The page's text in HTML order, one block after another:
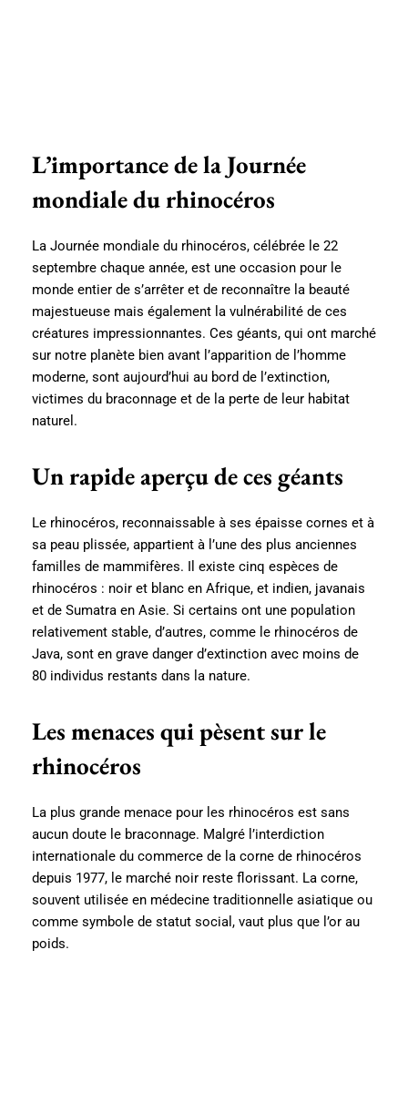
L’importance de la Journée
mondiale du rhinocéros
La Journée mondiale du rhinocéros, célébrée le 22
septembre chaque année, est une occasion pour le
monde entier de s’arrêter et de reconnaître la beauté
majestueuse mais également la vulnérabilité de ces
créatures impressionnantes. Ces géants, qui ont marché
sur notre planète bien avant l’apparition de l’homme
moderne, sont aujourd’hui au bord de l’extinction,
victimes du braconnage et de la perte de leur habitat
naturel.
Un rapide aperçu de ces géants
Le rhinocéros, reconnaissable à ses épaisse cornes et à
sa peau plissée, appartient à l’une des plus anciennes
familles de mammifères. Il existe cinq espèces de
rhinocéros : noir et blanc en Afrique, et indien, javanais
et de Sumatra en Asie. Si certains ont une population
relativement stable, d’autres, comme le rhinocéros de
Java, sont en grave danger d’extinction avec moins de
80 individus restants dans la nature.
Les menaces qui pèsent sur le
rhinocéros
La plus grande menace pour les rhinocéros est sans
aucun doute le braconnage. Malgré l’interdiction
internationale du commerce de la corne de rhinocéros
depuis 1977, le marché noir reste florissant. La corne,
souvent utilisée en médecine traditionnelle asiatique ou
comme symbole de statut social, vaut plus que l’or au
poids.